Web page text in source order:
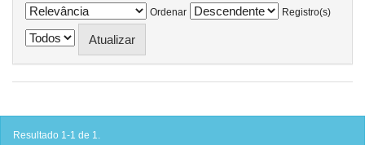
Ordenar
Registro(s)
Resultado 1-1 de 1.